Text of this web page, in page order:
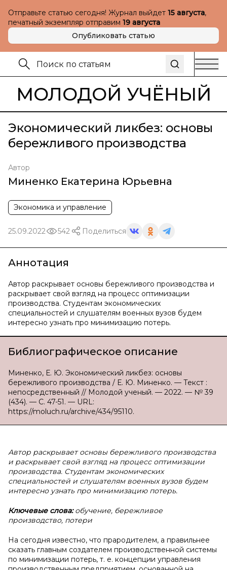
Отправьте статью сегодня! Журнал выйдет 15 августа,
печатный экземпляр отправим 19 августа
Опубликовать статью
МОЛОДОЙ УЧЁНЫЙ
Экономический ликбез: основы
бережливого производства
Автор
Миненко Екатерина Юрьевна
Экономика и управление
25.09.2022 542 Поделиться
Аннотация
Автор раскрывает основы бережливого производства и
раскрывает свой взгляд на процесс оптимизации
производства. Студентам экономических
специальностей и слушателям военных вузов будем
интересно узнать про минимизацию потерь.
Библиографическое описание
Миненко, Е. Ю. Экономический ликбез: основы
бережливого производства / Е. Ю. Миненко. — Текст :
непосредственный // Молодой ученый. — 2022. — № 39
(434). — С. 47-51. — URL:
https://moluch.ru/archive/434/95110.
Автор раскрывает основы бережливого производства
и раскрывает свой взгляд на процесс оптимизации
производства. Студентам экономических
специальностей и слушателям военных вузов будем
интересно узнать про минимизацию потерь.
Ключевые слова:обучение, бережливое
производство, потери
На сегодня известно, что прародителем, а правильнее
сказать главным создателем производственной системы
по минимизации потерь, т. е. концепции управления